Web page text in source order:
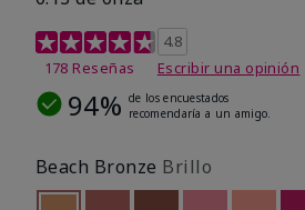
Calificación de clientes de 4,2 de 5
4.8
178 Reseñas
Escribir una opinión
94% de los encuestados
recomendaría a un amigo.
Beach Bronze Brillo